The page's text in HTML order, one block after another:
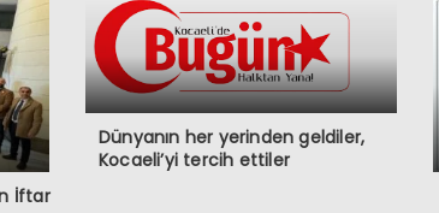
İftar
Dünyanın her yerinden geldiler,
Kocaeli’yi tercih ettiler